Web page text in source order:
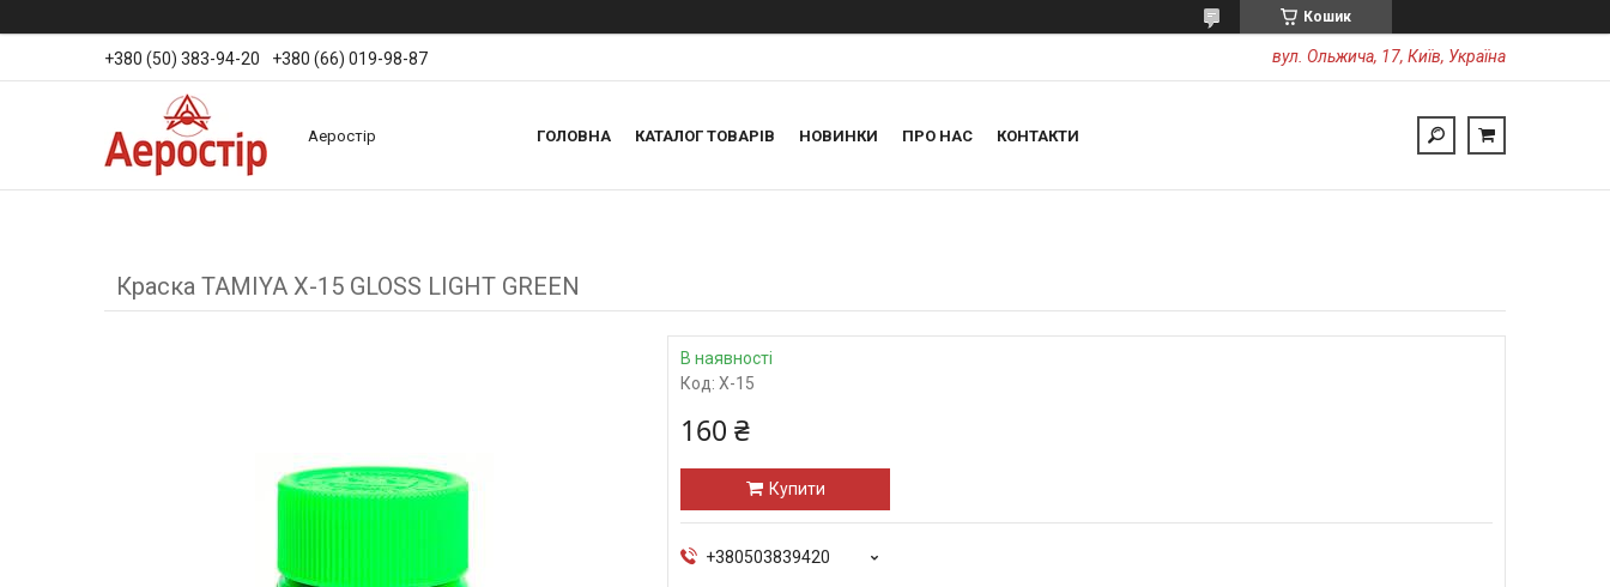
Кошик
+380 (50) 383-94-20 +380 (66) 019-98-87 вул. Ольжича, 17, Київ, Україна
Аеростір ГОЛОВНА КАТАЛОГ ТОВАРІВ НОВИНКИ ПРО НАС КОНТАКТИ
Краска TAMIYA X-15 GLOSS LIGHT GREEN
В наявності
Код: X-15
160 ₴
Купити
+380503839420